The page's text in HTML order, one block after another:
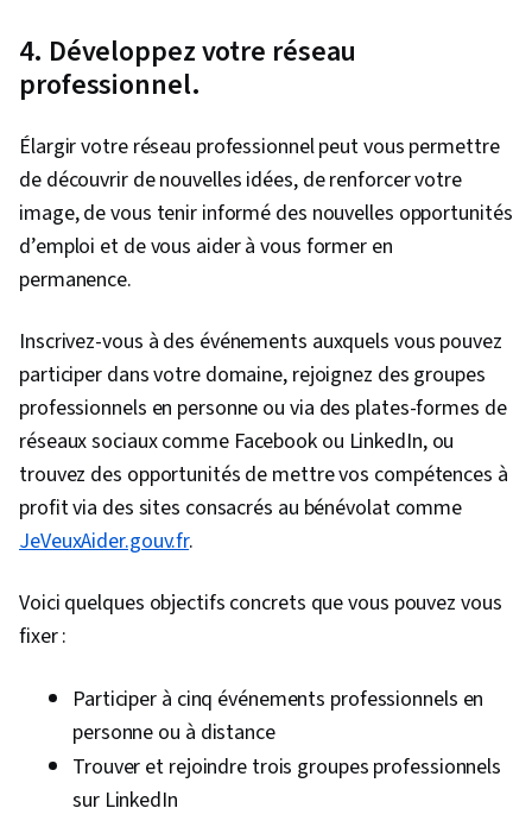
Communications interpersonnelles,
Communication, Créativité, Pensée créative,
soi, Leadership et gestion, Pensée critique,
L'innovation, Réseautage professionnel,
Leadership, Recrutement de talents,
de talents, Stratégies de croissance, L'esprit
d'entreprise, Favoriser l'engagement,
Recherche de talents, Gestion du personnel,
Développement de la main-d'œuvre,
Compétences en matière de motivation,
Fixation des objectifs, Analyse, Atténuation,
Surmonter les obstacles, Résolution de
Stratégie commerciale, Gestion du temps, Un
Productivité, Courage, L'éducation et la
formation tout au long de la vie, Prise de
décision stratégique, Normes et conduite
éthiques, Transformation de la culture, Éthique
4. Développez votre réseau
professionnel.
Élargir votre réseau professionnel peut vous permettre
de découvrir de nouvelles idées, de renforcer votre
image, de vous tenir informé des nouvelles opportunités
d’emploi et de vous aider à vous former en
permanence.
Inscrivez-vous à des événements auxquels vous pouvez
participer dans votre domaine, rejoignez des groupes
professionnels en personne ou via des plates-formes de
réseaux sociaux comme Facebook ou LinkedIn, ou
trouvez des opportunités de mettre vos compétences à
profit via des sites consacrés au bénévolat comme
JeVeuxAider.gouv.fr.
Voici quelques objectifs concrets que vous pouvez vous
fixer :
Participer à cinq événements professionnels en
personne ou à distance
Trouver et rejoindre trois groupes professionnels
sur LinkedIn